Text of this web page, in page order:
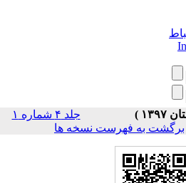
جلد ۴ شماره ۱
به فهرست نسخه ها